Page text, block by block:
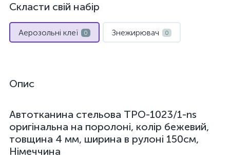
Скласти свій набір
Аерозольні клеї 0 Знежирювач 0
Опис
Автотканина стельова TPO-1023/1-ns
оригінальна на поролоні, колір бежевий,
товщина 4 мм, ширина в рулоні 150см,
Німеччина